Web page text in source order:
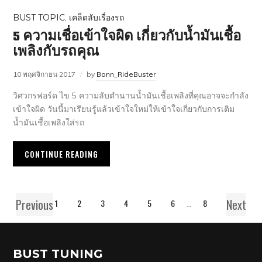
BUST TOPIC, เคล็ดลับเรื่องรถ
5 ความเชื่อเข้าใจผิด เกี่ยวกับน้ำมันเชื้อ
เพลิงกับรถคุณ
10 พฤศจิกายน 2017 by Bonn_RideBuster
วิศวกรฟอร์ด ไข 5 ความลับตำนานน้ำมันเชื้อเพลิงที่คุณอาจจะกำลัง
เข้าใจผิด วันนี้มาเรียนรู้แล้วเข้าใจใหม่ให้เข้าใจเกี่ยวกับการเติม
น้ำมันเชื้อเพลิงใส่รถ
CONTINUE READING
Previous1 2 3 4 5 6 … 8 Next
BUST TUNING